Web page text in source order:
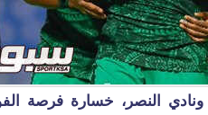
ونادي النصر، خسارة فرصة